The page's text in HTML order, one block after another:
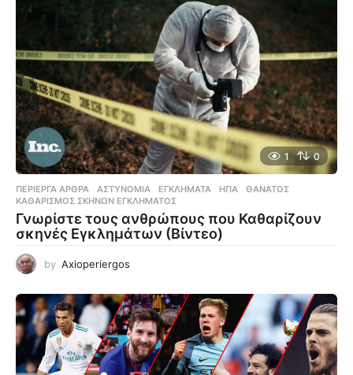
1 0
ΠΕΡΊΕΡΓΑ ΆΡΘΡΑ ΑΣΤΥΝΟΜΊΑ ,ΕΓΚΛΉΜΑΤΑ ,ΗΠΑ ,ΘΆΝΑΤΟΣ
ΚΑΘΑΡΙΣΜΌΣ ΣΚΗΝΏΝ ΕΓΚΛΉΜΑΤΟΣ
Γνωρίστε τους ανθρώπους που Καθαρίζουν
σκηνές Εγκλημάτων (Βίντεο)
by Axioperiergos